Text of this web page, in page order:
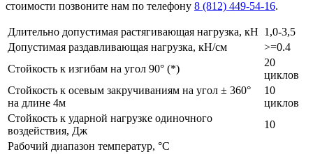
стоимости позвоните нам по телефону 8 (812) 449-54-16.
Длительно допустимая растягивающая нагрузка, кН 1,0-3,5
Допустимая раздавливающая нагрузка, кН/см
>=0.4
Стойкость к изгибам на угол 90° (*)
20
циклов
Стойкость к осевым закручиваниям на угол ± 360°
на длине 4м
10
циклов
Стойкость к ударной нагрузке одиночного
воздействия, Дж
10
Рабочий диапазон температур, °С